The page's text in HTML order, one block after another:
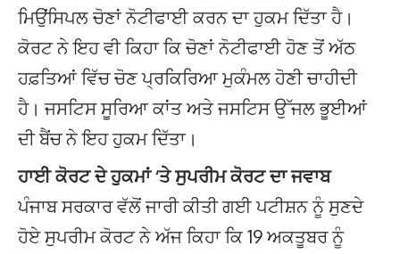
ਮਿਉਂਸਿਪਲ ਚੋਣਾਂ ਨੋਟੀਫਾਈ ਕਰਨ ਦਾ ਹੁਕਮ ਦਿੱਤਾ ਹੈ।
ਕੋਰਟ ਨੇ ਇਹ ਵੀ ਕਿਹਾ ਕਿ ਚੋਣਾਂ ਨੋਟੀਫਾਈ ਹੋਣ ਤੋਂ ਅੱਠ
ਹਫ਼ਤਿਆਂ ਵਿੱਚ ਚੋਣ ਪ੍ਰਕਿਰਿਆ ਮੁਕੰਮਲ ਹੋਣੀ ਚਾਹੀਦੀ
ਹੈ। ਜਸਟਿਸ ਸੂਰਿਆ ਕਾਂਤ ਅਤੇ ਜਸਟਿਸ ਉੱਜਲ ਭੂਈਆਂ
ਦੀ ਬੈਂਚ ਨੇ ਇਹ ਹੁਕਮ ਦਿੱਤਾ।
ਹਾਈ ਕੋਰਟ ਦੇ ਹੁਕਮਾਂ ‘ਤੇ ਸੁਪਰੀਮ ਕੋਰਟ ਦਾ ਜਵਾਬ
ਪੰਜਾਬ ਸਰਕਾਰ ਵੱਲੋਂ ਜਾਰੀ ਕੀਤੀ ਗਈ ਪਟੀਸ਼ਨ ਨੂੰ ਸੁਣਦੇ
ਹੋਏ ਸੁਪਰੀਮ ਕੋਰਟ ਨੇ ਅੱਜ ਕਿਹਾ ਕਿ 19 ਅਕਤੂਬਰ ਨੂੰ